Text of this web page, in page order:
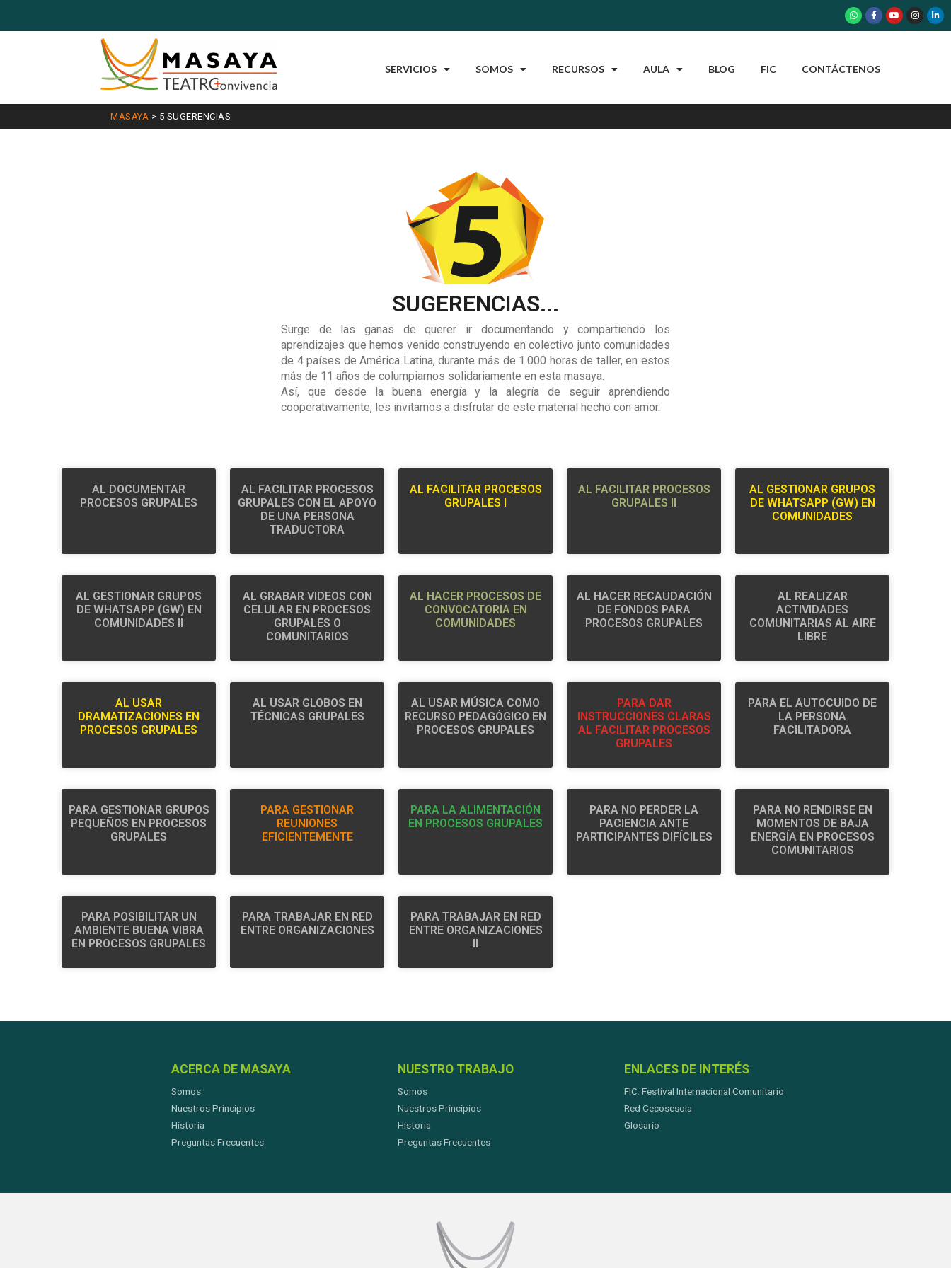
SERVICIOS SOMOS RECURSOS AULA BLOG FIC CONTÁCTENOS
MASAYA > 5 SUGERENCIAS
SUGERENCIAS...
Surge de las ganas de querer ir documentando y compartiendo los
aprendizajes que hemos venido construyendo en colectivo junto comunidades
de 4 países de América Latina, durante más de 1.000 horas de taller, en estos
más de 11 años de columpiarnos solidariamente en esta masaya.
Así, que desde la buena energía y la alegría de seguir aprendiendo
cooperativamente, les invitamos a disfrutar de este material hecho con amor.
AL DOCUMENTAR
PROCESOS GRUPALES
AL FACILITAR PROCESOS
GRUPALES CON EL APOYO
DE UNA PERSONA
TRADUCTORA
AL FACILITAR PROCESOS
GRUPALES I
AL FACILITAR PROCESOS
GRUPALES II
AL GESTIONAR GRUPOS
DE WHATSAPP (GW) EN
COMUNIDADES
AL GESTIONAR GRUPOS
DE WHATSAPP (GW) EN
COMUNIDADES II
AL GRABAR VIDEOS CON
CELULAR EN PROCESOS
GRUPALES O
COMUNITARIOS
AL HACER PROCESOS DE
CONVOCATORIA EN
COMUNIDADES
AL HACER RECAUDACIÓN
DE FONDOS PARA
PROCESOS GRUPALES
AL REALIZAR
ACTIVIDADES
COMUNITARIAS AL AIRE
LIBRE
AL USAR
DRAMATIZACIONES EN
PROCESOS GRUPALES
AL USAR GLOBOS EN
TÉCNICAS GRUPALES
AL USAR MÚSICA COMO
RECURSO PEDAGÓGICO EN
PROCESOS GRUPALES
PARA DAR
INSTRUCCIONES CLARAS
AL FACILITAR PROCESOS
GRUPALES
PARA EL AUTOCUIDO DE
LA PERSONA
FACILITADORA
PARA GESTIONAR GRUPOS
PEQUEÑOS EN PROCESOS
GRUPALES
PARA GESTIONAR
REUNIONES
EFICIENTEMENTE
PARA LA ALIMENTACIÓN
EN PROCESOS GRUPALES
PARA NO PERDER LA
PACIENCIA ANTE
PARTICIPANTES DIFÍCILES
PARA NO RENDIRSE EN
MOMENTOS DE BAJA
ENERGÍA EN PROCESOS
COMUNITARIOS
PARA POSIBILITAR UN
AMBIENTE BUENA VIBRA
EN PROCESOS GRUPALES
PARA TRABAJAR EN RED
ENTRE ORGANIZACIONES
PARA TRABAJAR EN RED
ENTRE ORGANIZACIONES
ACERCA DE MASAYA
Somos
Nuestros Principios
Historia
Preguntas Frecuentes
NUESTRO TRABAJO
Somos
Nuestros Principios
Historia
Preguntas Frecuentes
ENLACES DE INTERÉS
FIC: Festival Internacional Comunitario
Red Cecosesola
Glosario